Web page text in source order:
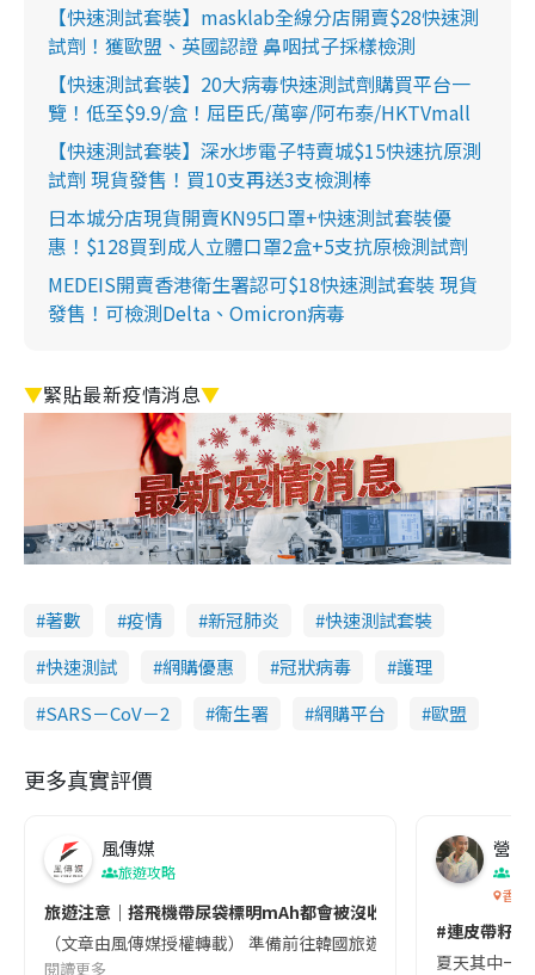
【快速測試套裝】masklab全線分店開賣$28快速測
試劑！獲歐盟、英國認證 鼻咽拭子採樣檢測
【快速測試套裝】20大病毒快速測試劑購買平台一
覽！低至$9.9/盒！屈臣氏/萬寧/阿布泰/HKTVmall
【快速測試套裝】深水埗電子特賣城$15快速抗原測
試劑 現貨發售！買10支再送3支檢測棒
日本城分店現貨開賣KN95口罩+快速測試套裝優
惠！$128買到成人立體口罩2盒+5支抗原檢測試劑
MEDEIS開賣香港衛生署認可$18快速測試套裝 現貨
發售！可檢測Delta、Omicron病毒
▼緊貼最新疫情消息▼
著數 疫情 新冠肺炎
快速測試套裝
快速測試
網購優惠 冠狀病毒
護理
SARS－CoV－2
衞生署 網購平台 歐盟
更多真實評價
風傳媒
旅遊攻略
旅遊注意｜搭飛機帶尿袋標明mAh都會被沒收😱出發前切記檢查
（文章由風傳媒授權轉載） 準備前往韓國旅遊的民眾，近期要
閱讀更多
營養
香港
#連皮帶籽
夏天其中一